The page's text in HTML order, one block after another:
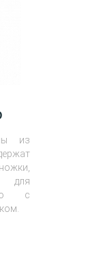
из
для
с